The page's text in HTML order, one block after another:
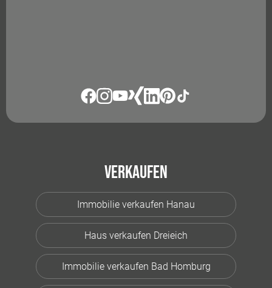
Verkaufen
Immobilie verkaufen Hanau
Haus verkaufen Dreieich
Immobilie verkaufen Bad Homburg